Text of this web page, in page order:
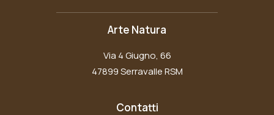
Arte Natura
Via 4 Giugno, 66
47899 Serravalle RSM
Contatti